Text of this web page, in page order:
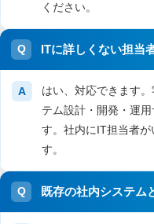
ください。
ITに詳しくない担当
はい、対応できます
テム設計・開発・運
す。社内にIT担当者
す。
既存の社内システム